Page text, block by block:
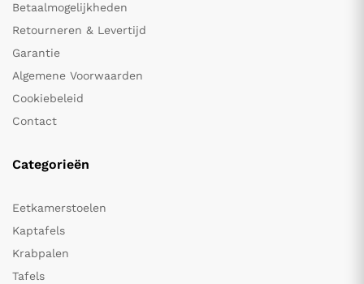
Betaalmogelijkheden
Retourneren & Levertijd
Garantie
Algemene Voorwaarden
Cookiebeleid
Contact
Categorieën
Eetkamerstoelen
Kaptafels
Krabpalen
Tafels